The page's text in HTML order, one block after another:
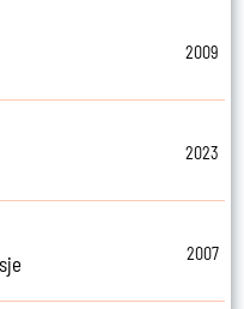
2009
2023
2007